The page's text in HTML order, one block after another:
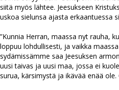
siitä myös lähtee. Jeesukseen
uskoa sielunsa ajasta erkaantuessa
”Kunnia Herran, maassa nyt rauha,
loppuu lohdullisesti, ja vaikka
sydämissämme saa Jeesuksen
uusi taivas ja uusi maa, jossa ei
surua, kärsimystä ja ikävää enää ole.